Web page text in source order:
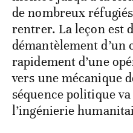
de nombreux
rentrer. La leçon est
démantèlement d’un
rapidement d’une
vers une mécanique
séquence politique
l’ingénierie